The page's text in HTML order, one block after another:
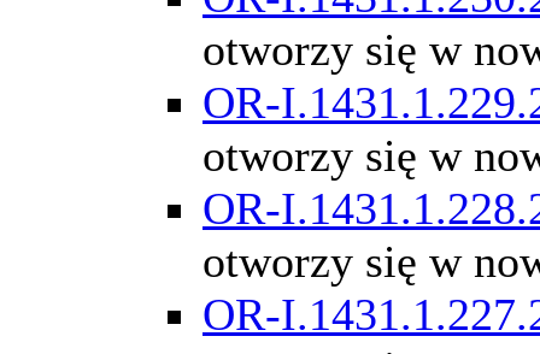
otworzy się w
OR-
otworzy się w
OR-
otworzy się w
OR-